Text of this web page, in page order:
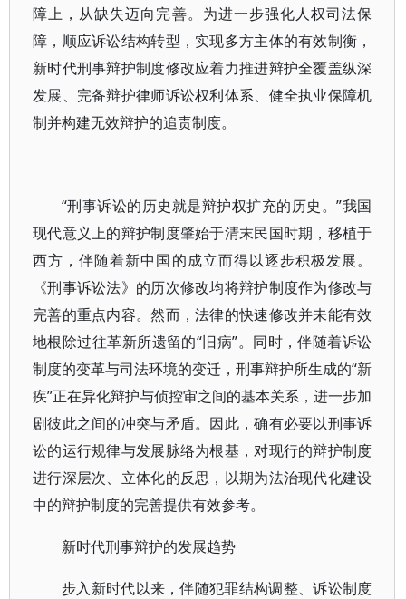
障上，从缺失迈向完善。为进一步强化人权司法保
障，顺应诉讼结构转型，实现多方主体的有效制衡，
新时代刑事辩护制度修改应着力推进辩护全覆盖纵深
发展、完备辩护律师诉讼权利体系、健全执业保障机
制并构建无效辩护的追责制度。
“刑事诉讼的历史就是辩护权扩充的历史。”我国
现代意义上的辩护制度肇始于清末民国时期，移植于
西方，伴随着新中国的成立而得以逐步积极发展。
《刑事诉讼法》的历次修改均将辩护制度作为修改与
完善的重点内容。然而，法律的快速修改并未能有效
地根除过往革新所遗留的“旧病”。同时，伴随着诉讼
制度的变革与司法环境的变迁，刑事辩护所生成的“新
疾”正在异化辩护与侦控审之间的基本关系，进一步加
剧彼此之间的冲突与矛盾。因此，确有必要以刑事诉
讼的运行规律与发展脉络为根基，对现行的辩护制度
进行深层次、立体化的反思，以期为法治现代化建设
中的辩护制度的完善提供有效参考。
新时代刑事辩护的发展趋势
步入新时代以来，伴随犯罪结构调整、诉讼制度